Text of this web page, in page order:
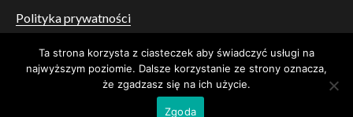
Polityka prywatności
TwitterFacebook
YouTubeInstagram
© Stowarzyszenie Pamięci i Świadectwa A. B. Lane
Ta strona korzysta z ciasteczek aby świadczyć usługi na
najwyższym poziomie. Dalsze korzystanie ze strony oznacza,
że zgadzasz się na ich użycie.
Zgoda